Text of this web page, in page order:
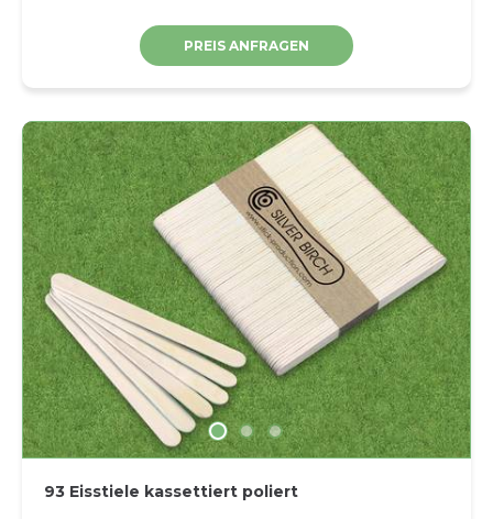
PREIS ANFRAGEN
93 Eisstiele kassettiert poliert